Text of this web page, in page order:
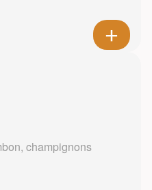
champignons